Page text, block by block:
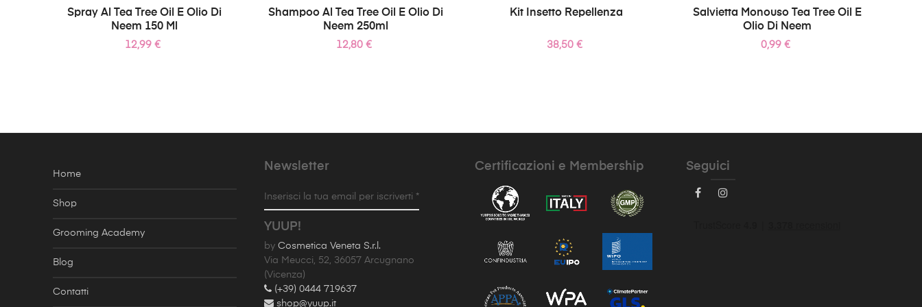
Spray Al Tea Tree Oil E Olio Di
Neem 150 Ml
Prezzo
12,99 €
Shampoo Al Tea Tree Oil E Olio Di
Neem 250ml
Prezzo
12,80 €
Kit Insetto Repellenza
Prezzo
38,50 €
Salvietta Monouso Tea Tree Oil E
Olio Di Neem
Prezzo
0,99 €
Home
Shop
Grooming Academy
Blog
Contatti
Newsletter
Inserisci la tua email per iscriverti *
YUUP!
by Cosmetica Veneta S.r.l.
Via Meucci, 52, 36057 Arcugnano
(Vicenza)
(+39) 0444 719637
shop@yuup.it
Certificazioni e Membership Seguici